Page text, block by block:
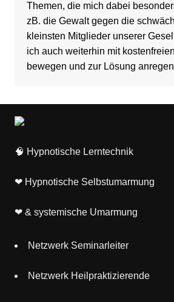
Themen, die mich dabei
zB. die Gewalt gegen die
kleinsten Mitglieder unserer
ich auch weiterhin mit
bewegen und zur Lösung
🧠 Hypnotische Lerntechnik
❤ Hypnotische Selbstumarmung
❤ & systemische Umarmung
Netzwerk Seminarleiter
Netzwerk Heilpraktizierende